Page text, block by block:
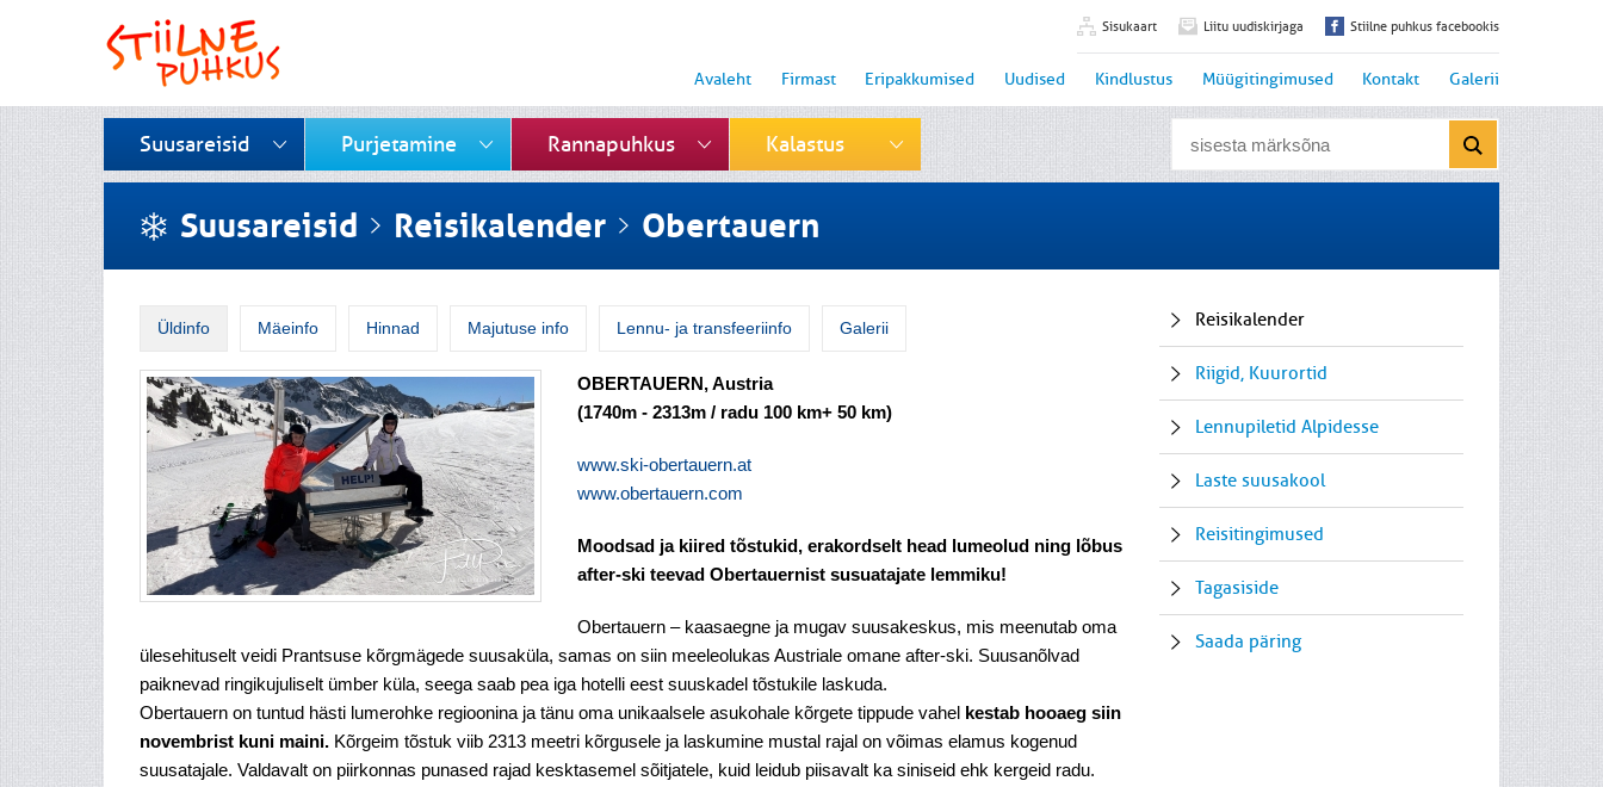
Sisukaart Liitu uudiskirjaga Stiilne puhkus facebookis
Avaleht Firmast Eripakkumised Uudised Kindlustus Müügitingimused Kontakt Galerii
Suusareisid Purjetamine Rannapuhkus Kalastus
Suusareisid Reisikalender Obertauern
Üldinfo Mäeinfo Hinnad Majutuse info Lennu- ja transfeeriinfo Galerii
OBERTAUERN, Austria
(1740m - 2313m / radu 100 km+ 50 km)
www.ski-obertauern.at
www.obertauern.com
Moodsad ja kiired tõstukid, erakordselt head lumeolud ning lõbus
after-ski teevad Obertauernist susuatajate lemmiku!
Obertauern – kaasaegne ja mugav suusakeskus, mis meenutab oma
ülesehituselt veidi Prantsuse kõrgmägede suusaküla, samas on siin meeleolukas Austriale omane after-ski. Suusanõlvad
paiknevad ringikujuliselt ümber küla, seega saab pea iga hotelli eest suuskadel tõstukile laskuda.
Obertauern on tuntud hästi lumerohke regioonina ja tänu oma unikaalsele asukohale kõrgete tippude vahel kestab hooaeg siin
novembrist kuni maini. Kõrgeim tõstuk viib 2313 meetri kõrgusele ja laskumine mustal rajal on võimas elamus kogenud
suusatajale. Valdavalt on piirkonnas punased rajad kesktasemel sõitjatele, kuid leidub piisavalt ka siniseid ehk kergeid radu.
Reisikalender
Riigid, Kuurortid
Lennupiletid Alpidesse
Laste suusakool
Reisitingimused
Tagasiside
Saada päring